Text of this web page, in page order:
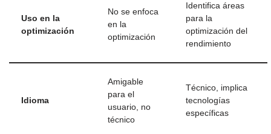
Uso en la
optimización
No se enfoca
en la
optimización
Identifica áreas
para la
optimización del
rendimiento
Idioma
Amigable
para el
usuario, no
técnico
Técnico, implica
tecnologías
específicas